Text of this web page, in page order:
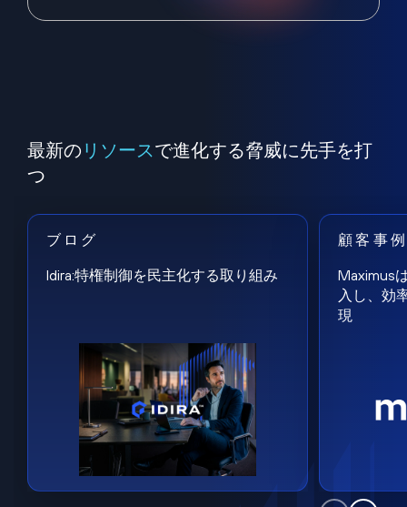
最新の リソースで進化する脅威に先手を打
つ
ブログ
Idira:特権制御を民主化する取り組み
顧客事
Maximus
入し、効
現